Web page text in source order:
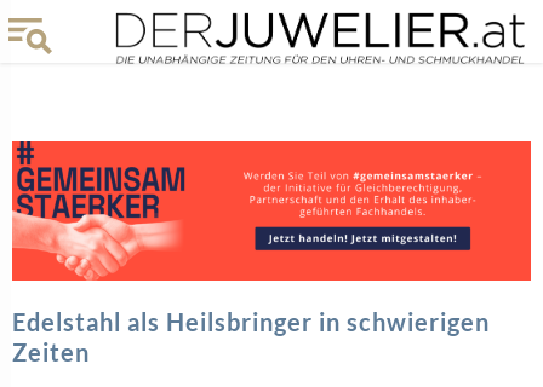
Edelstahl als Heilsbringer in schwierigen
Zeiten